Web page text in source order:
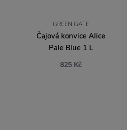
GREEN GATE
Čajová konvice Alice
Pale Blue 1 L
825 Kč